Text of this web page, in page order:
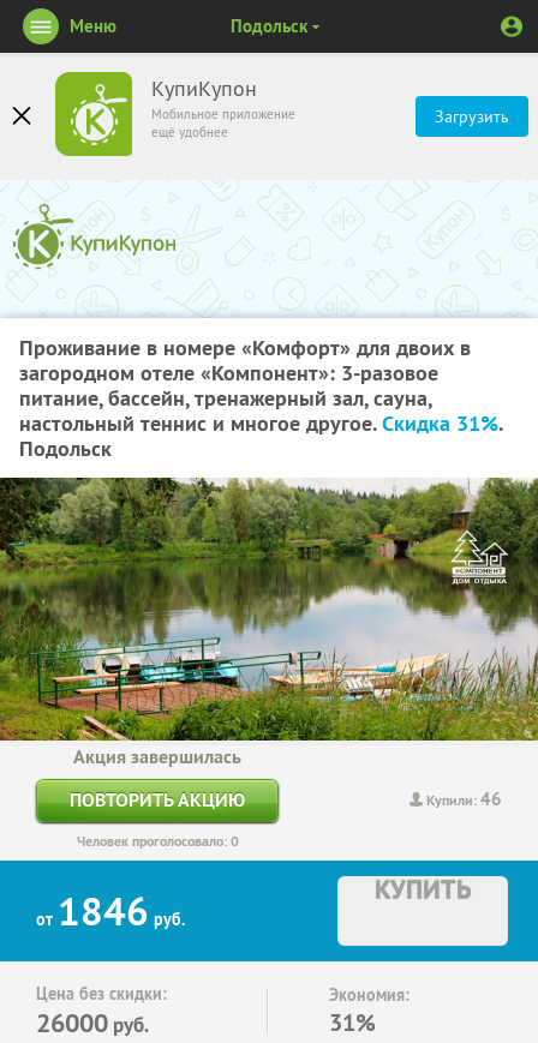
КупиКупон
Мобильное приложение
ещё удобнее
Загрузить
Меню Подольск
Проживание в номере «Комфорт» для двоих в
загородном отеле «Компонент»: 3-разовое
питание, бассейн, тренажерный зал, сауна,
настольный теннис и многое другое.Скидка 31%.
Подольск
Купили:46
Акция завершилась
ПОВТОРИТЬ АКЦИЮ
Человек проголосовало: 0
от 1846 руб.
КУПИТЬ
Цена без скидки:
26000 руб.
Экономия:
31%